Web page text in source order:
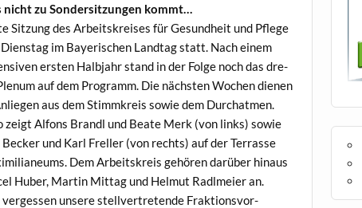
nicht zu Son­der­sitzun­gen kommt…
Sitzung des Arbeit­skreis­es für Gesund­heit und Pflege
im Bay­erischen Land­tag statt. Nach einem
ersten Hal­b­jahr stand in der Folge noch das dre­
auf dem Pro­gramm. Die näch­sten Wochen dienen
aus dem Stimmkreis sowie dem Dur­chat­men.
zeigt Alfons Bran­dl und Beate Merk (von links) sowie
und Karl Freller (von rechts) auf der Ter­rasse
Dem Arbeit­skreis gehören darüber hin­aus
Huber, Mar­tin Mit­tag und Hel­mut Radlmeier an.
vergessen unsere stel­lvertre­tende Frak­tionsvor­